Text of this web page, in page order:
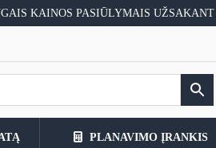
KAINOS PASIŪLYMAIS
PLANAVIMO ĮRANKIS